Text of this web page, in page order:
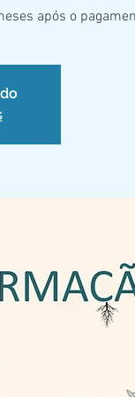
após o